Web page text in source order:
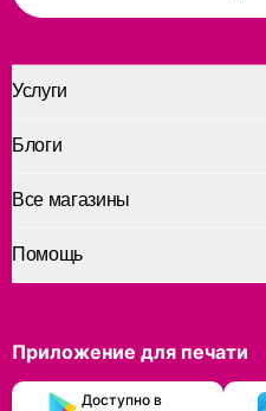
Услуги
Помощь
Блоги
Все магазины
Приложение для печати
Доступно в